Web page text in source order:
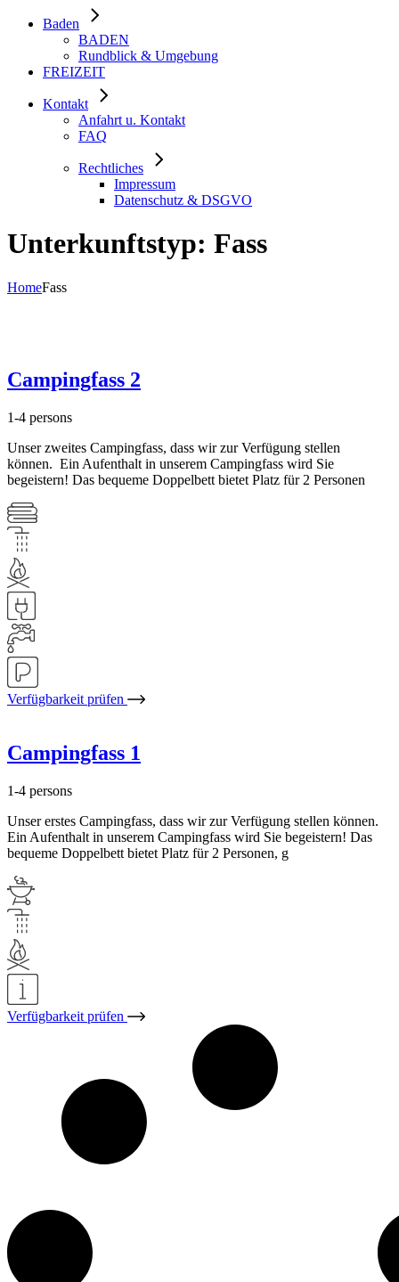
Baden
BADEN
Rundblick & Umgebung
FREIZEIT
Kontakt
Anfahrt u. Kontakt
FAQ
Rechtliches
Impressum
Datenschutz & DSGVO
Unterkunftstyp: Fass
HomeFass
Campingfass 2
1-4 persons
Unser zweites Campingfass, dass wir zur Verfügung stellen
können. Ein Aufenthalt in unserem Campingfass wird Sie
begeistern! Das bequeme Doppelbett bietet Platz für 2 Personen
Verfügbarkeit prüfen
Campingfass 1
1-4 persons
Unser erstes Campingfass, dass wir zur Verfügung stellen können.
Ein Aufenthalt in unserem Campingfass wird Sie begeistern! Das
bequeme Doppelbett bietet Platz für 2 Personen, g
Verfügbarkeit prüfen